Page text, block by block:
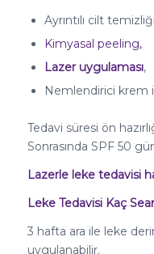
Ayrıntılı cilt
Kimyasal peeling,
Lazer uygulaması,
Nemlendirici krem
Tedavi süresi ön
Sonrasında SPF 50
Lazerle leke tedavisi
Leke Tedavisi Kaç
3 hafta ara ile leke
uygulanabilir.